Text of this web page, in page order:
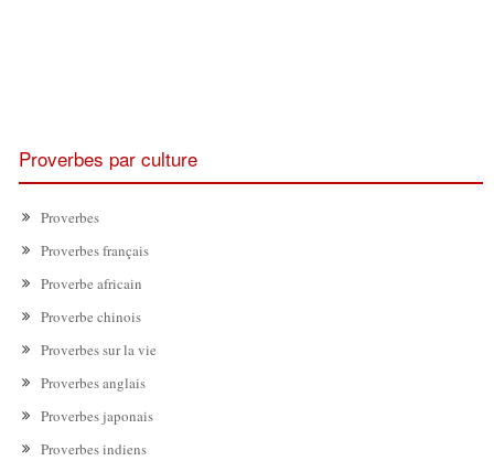
Proverbes par culture
Proverbes
Proverbes français
Proverbe africain
Proverbe chinois
Proverbes sur la vie
Proverbes anglais
Proverbes japonais
Proverbes indiens